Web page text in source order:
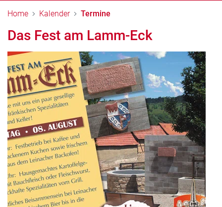
Home Kalender Termine
Das Fest am Lamm-Eck